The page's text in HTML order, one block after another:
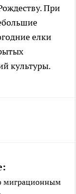
При
елки
культуры.
миграционным